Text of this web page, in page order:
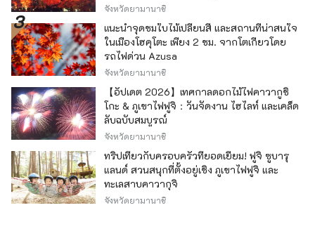
จังหวัดยามานาชิ
แนะนำจุดชมใบไม้เปลี่ยนสี และสถานที่น่าสนใจ
ในเมืองโฮคุโตะ เพียง 2 ชม. จากโตเกียวโดย
รถไฟด่วน Azusa
จังหวัดยามานาชิ
【อัปเดต 2026】เทศกาลดอกไม้ไฟคาวากูชิ
โกะ & ภูเขาไฟฟูจิ：วันจัดงาน ไฮไลท์ และเคล็ด
ลับฉบับสมบูรณ์
จังหวัดยามานาชิ
ทริปเที่ยวกับครอบครัวที่ยอดเยี่ยม! ฟูจิ ซูบารุ
แลนด์ สวนสนุกที่ตั้งอยู่เชิง ภูเขาไฟฟูจิ และ
ทะเลสาบคาวากุจิ
จังหวัดยามานาชิ